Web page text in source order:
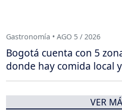
Gastronomía • AGO 5 / 2026
Bogotá cuenta con 5
donde hay comida local
VER